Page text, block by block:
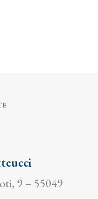
9 – 55049